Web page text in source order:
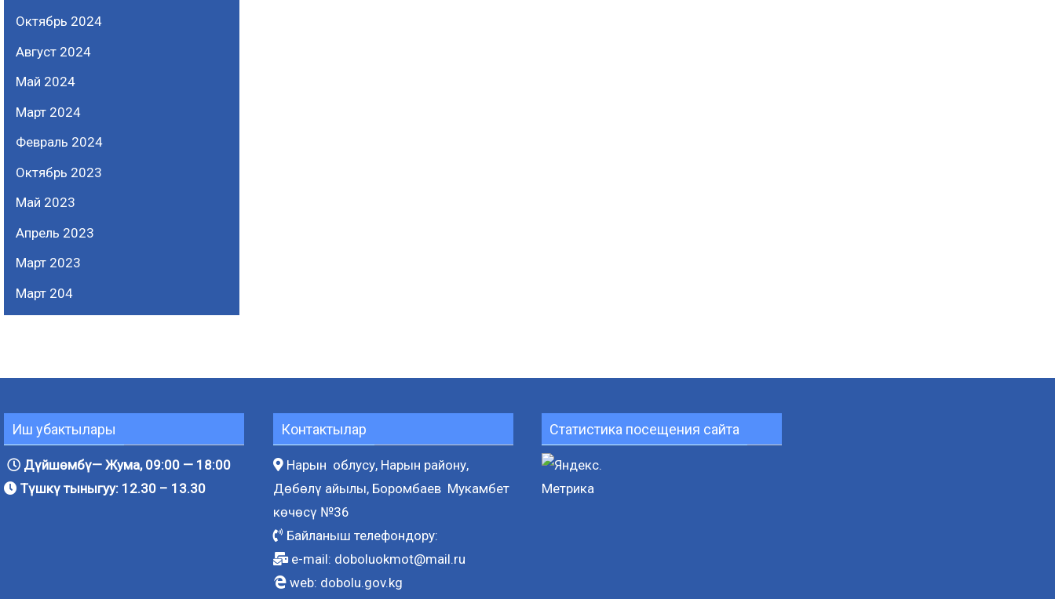
Октябрь 2024
Август 2024
Май 2024
Март 2024
Февраль 2024
Октябрь 2023
Май 2023
Апрель 2023
Март 2023
Март 204
Иш убактылары
Дүйшөмбү— Жума, 09:00 — 18:00
Түшкү тыныгуу: 12.30 – 13.30
Контактылар
Нарын облусу, Нарын району,
Дөбөлү айылы, Боромбаев Мукамбет
көчөсү №36
Байланыш телефондору:
e-mail: doboluokmot@mail.ru
web: dobolu.gov.kg
Статистика посещения сайта